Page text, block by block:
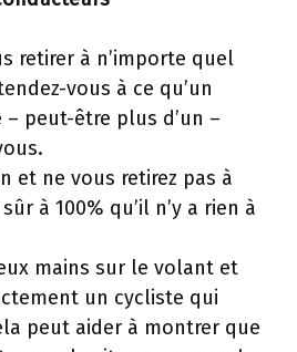
retirer à n’importe quel
vous à ce qu’un
peut-être plus d’un –
et ne vous retirez pas à
à 100% qu’il n’y a rien à
mains sur le volant et
un cycliste qui
peut aider à montrer que